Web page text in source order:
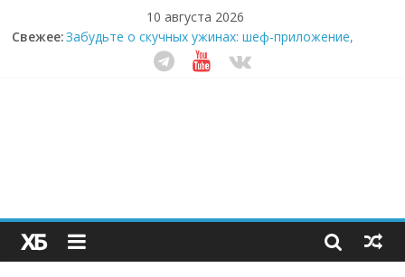
10 августа 2026
Свежее:
Секрет супергидратации: почему кокосовая вода с
пребиотиками становится главным трендом
здорового питания
Как простая наклейка заставляет миллионы людей
не забывать о самом важном креме этим летом